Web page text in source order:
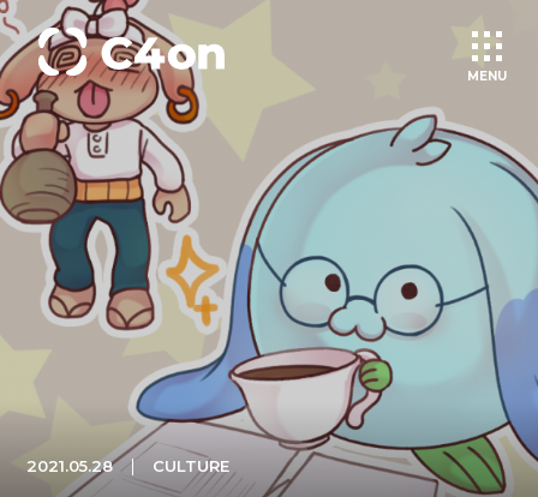
MENU
トップページ
理念
会社情報
事業紹介
文化
2021.05.28 CULTURE